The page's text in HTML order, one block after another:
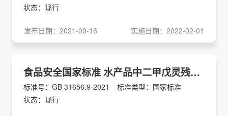
状态：现行
发布日期：2021-09-16 实施日期：2022-02-01
食品安全国家标准 水产品中二甲戊灵残留量的测定 液相色谱-串联质谱法
标准号：GB 31656.9-2021
标准类型：国家标准
状态：现行